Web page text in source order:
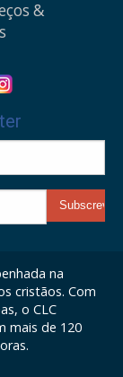
&
na
cristãos. Com
o CLC
mais de 120